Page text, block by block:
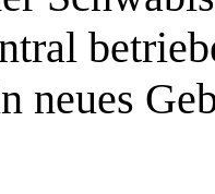
neues